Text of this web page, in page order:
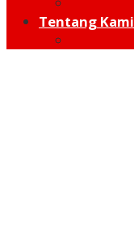
Tentang Kami